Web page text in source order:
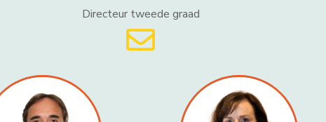
Directeur tweede graad